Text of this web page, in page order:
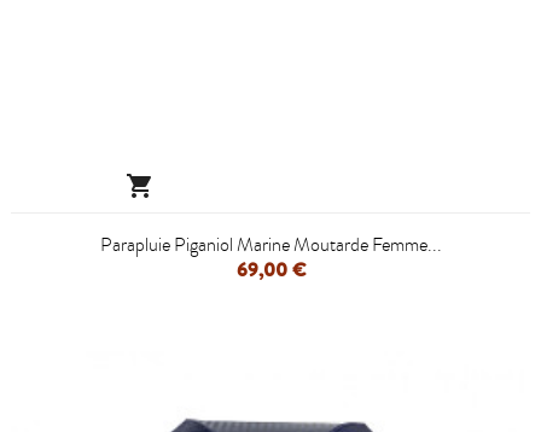

Parapluie Piganiol Marine Moutarde Femme...
69,00 €